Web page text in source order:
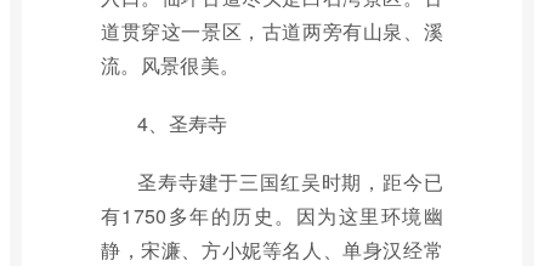
道贯穿这一景区，古道两旁有山泉、溪
流。风景很美。
4、圣寿寺
圣寿寺建于三国红吴时期，距今已
有1750多年的历史。因为这里环境幽
静，宋濂、方小妮等名人、单身汉经常